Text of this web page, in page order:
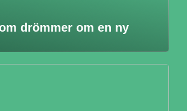
drömmer om en ny